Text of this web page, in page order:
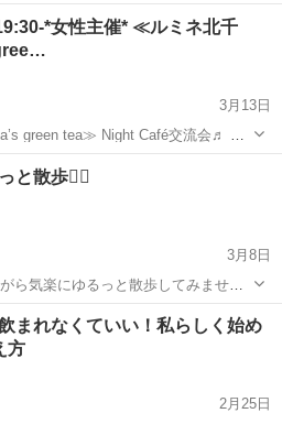
内容】 ・ドライアイ
チェック ・血液検査 ・尿検査 【所要時間】 約３０分～ 【謝礼】...
その他 謝礼
*女性主催* ≪ルミネ北千
3月13日
green tea≫ Night Café交流会♬ 主
一人様でも 安心してご参加頂けます
男性の方...
その他
と散歩🚶‍♀️
3月8日
ら気楽にゆるっと散歩してみません
から 日時は相談して決めます！
その他
まれなくていい！私らしく始め
方
2月25日